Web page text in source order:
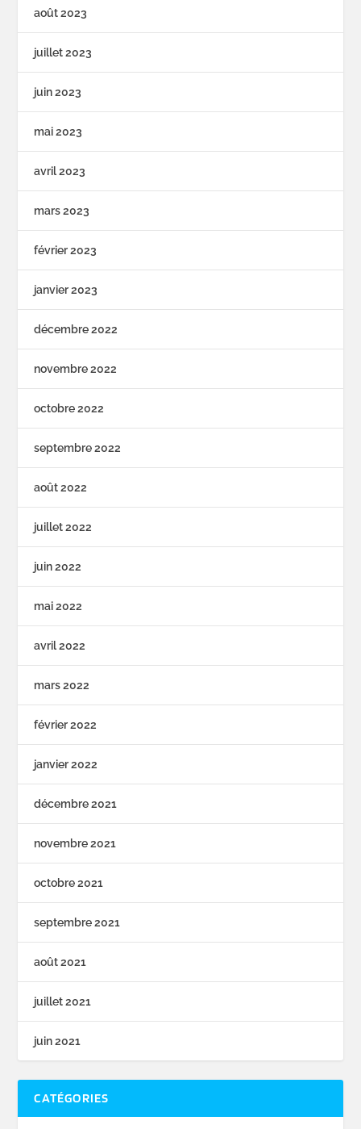
août 2023
juillet 2023
juin 2023
mai 2023
avril 2023
mars 2023
février 2023
janvier 2023
décembre 2022
novembre 2022
octobre 2022
septembre 2022
août 2022
juillet 2022
juin 2022
mai 2022
avril 2022
mars 2022
février 2022
janvier 2022
décembre 2021
novembre 2021
octobre 2021
septembre 2021
août 2021
juillet 2021
juin 2021
CATÉGORIES